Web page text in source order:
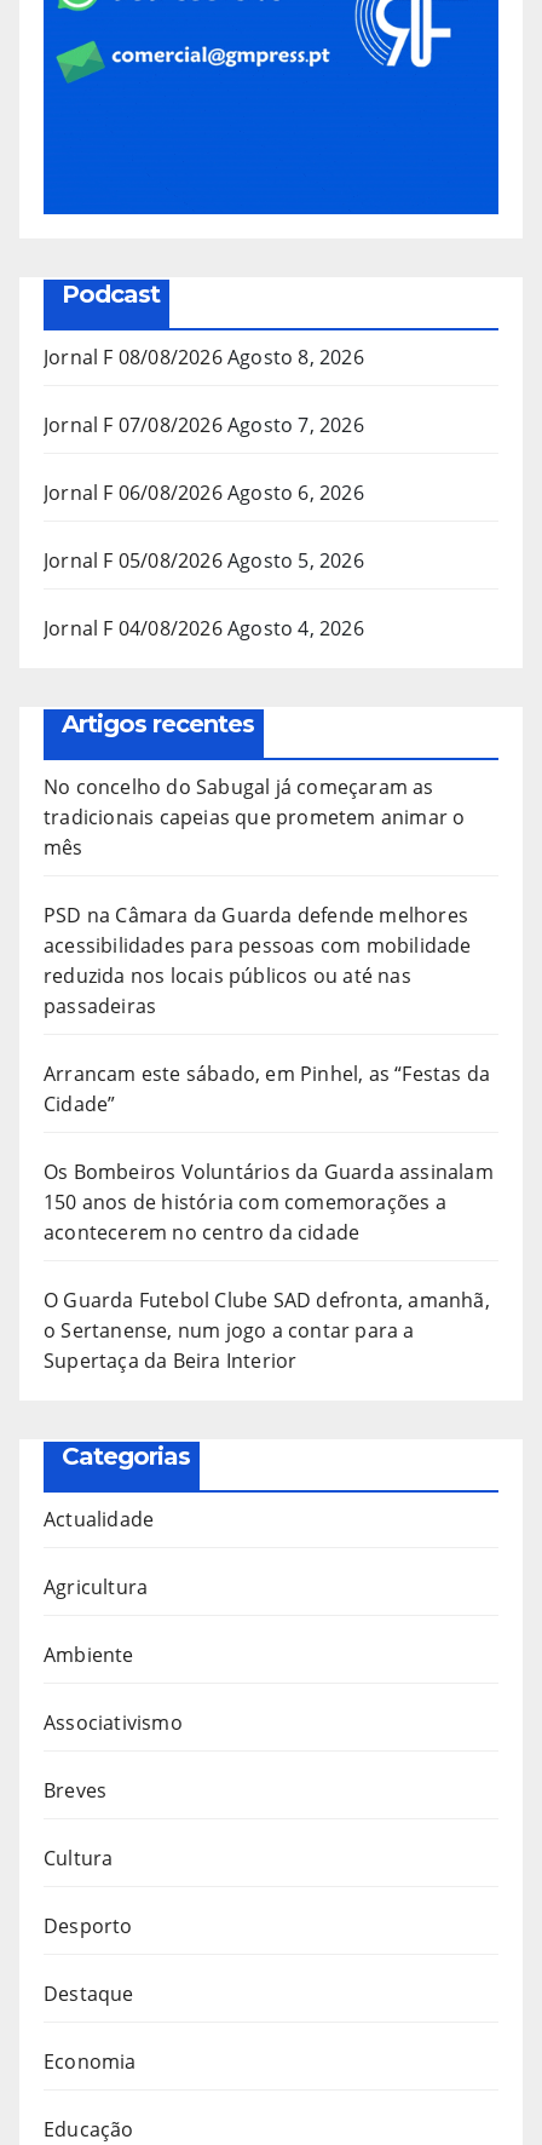
Podcast
Jornal F 08/08/2026Agosto 8, 2026
Jornal F 07/08/2026Agosto 7, 2026
Jornal F 06/08/2026Agosto 6, 2026
Jornal F 05/08/2026Agosto 5, 2026
Jornal F 04/08/2026Agosto 4, 2026
Artigos recentes
No concelho do Sabugal já começaram as
tradicionais capeias que prometem animar o
mês
PSD na Câmara da Guarda defende melhores
acessibilidades para pessoas com mobilidade
reduzida nos locais públicos ou até nas
passadeiras
Arrancam este sábado, em Pinhel, as “Festas da
Cidade”
Os Bombeiros Voluntários da Guarda assinalam
150 anos de história com comemorações a
acontecerem no centro da cidade
O Guarda Futebol Clube SAD defronta, amanhã,
o Sertanense, num jogo a contar para a
Supertaça da Beira Interior
Categorias
Actualidade
Agricultura
Ambiente
Associativismo
Breves
Cultura
Desporto
Destaque
Economia
Educação